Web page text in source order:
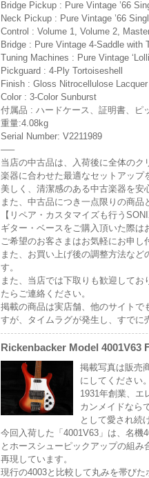
Bridge Pickup : Pure Vintage ’66
Neck Pickup : Pure Vintage ’66
Control : Volume 1, Volume 2,
Bridge : Pure Vintage 4-Saddle with
Tuning Machines : Pure Vintage
Pickguard : 4-Ply Tortoiseshell
Finish : Gloss Nitrocellulose Lacquer
Color : 3-Color Sunburst
付属品 : ハードケース、証明書、ピ
重量:4.08kg
Serial Number: V2211989
—–
当店の中古品は、入荷後に全体の
楽器に合わせた最適なセットアップ
美しく、清潔感のある中古楽器を
また、中古品につき一点限りの商
【リペア・カスタマイズも行う
ギター・ベースをご購入頂いた際
ご希望のお客さまはお気軽にお申し
また、お買い上げ後の調整方法な
す。
また、当店では下取りも歓迎して
たらご連絡ください。
掲載の商品は実店舗、他のサイト
すが、タイムラグが発生し、すで
Rickenbacker Model 4001V63
掲載写真は販売
にしてください
1931年創業、エ
カンメイドなら
として愛され続
今回入荷した「4001V63」は、名機
とホースシューピックアップの組
再現しています。
現行の4003と比較して丸みを帯び